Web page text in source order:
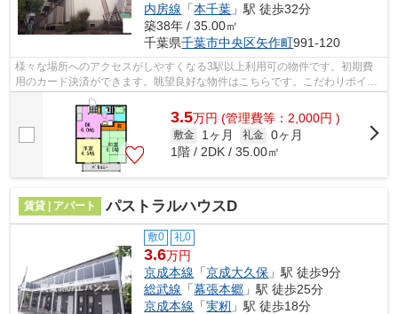
内房線 「本千葉 」駅 徒歩32分
築38年 / 35.00㎡
千葉県千葉市中央区矢作町991-120
様々な場所へのアクセスがしやすくなる3駅以上利用可の物件です。初期費
用のカード決済ができます。眺望良好な物件はこちらです。こだわりポイン
ト満載のメゾンヒルズ。物件探しの第一...
3.5万円 (管理費等：2,000円 )
敷金 1ヶ月 礼金 0ヶ月
1階 / 2DK / 35.00㎡
賃貸 | アパート パストラルハウスD
敷0 礼0
3.6万円
京成本線 「京成大久保 」駅 徒歩9分
総武線 「幕張本郷 」駅 徒歩25分
京成本線 「実籾 」駅 徒歩18分